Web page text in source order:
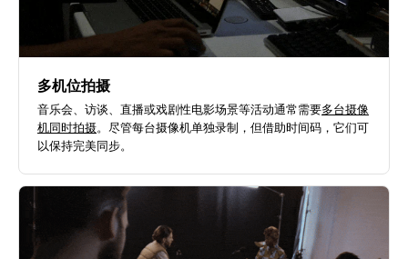
多机位拍摄
音乐会、访谈、直播或戏剧性电影场景等活动通常需要多台摄像
机同时拍摄。尽管每台摄像机单独录制，但借助时间码，它们可
以保持完美同步。